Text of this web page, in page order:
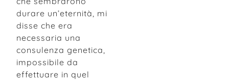
durare un’eternità, mi
disse che era
necessaria una
consulenza genetica,
impossibile da
effettuare in quel